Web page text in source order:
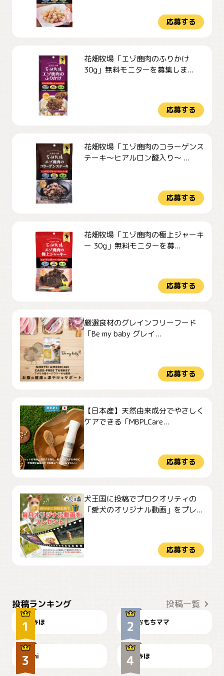
応募する
花畑牧場「エゾ鹿肉のふりかけ
30g」無料モニターを募集しま...
応募する
花畑牧場「エゾ鹿肉のコラーゲンス
テーキ～ヒアルロン酸入り～ ...
応募する
花畑牧場「エゾ鹿肉の極上ジャーキ
ー 30g」無料モニターを募...
応募する
厳選食材のグレインフリーフード
「Be my baby グレイ...
応募する
【日本産】天然由来成分でやさしく
ケアできる「MBPLCare...
応募する
犬王国に投稿でプロクオリティの
「愛犬のオリジナル動画」をプレ...
応募する
投稿ランキング 投稿一覧
みほ おもちママ
可愛い？
mi
見てるぞぉ
みほ
🌻とむぎ！
ドーベルマンのお友達邸に
て